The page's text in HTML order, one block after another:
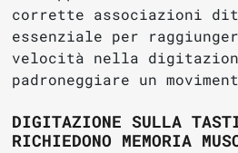
corrette associazioni
essenziale per
velocità nella
padroneggiare un
DIGITAZIONE SULLA
RICHIEDONO MEMORIA